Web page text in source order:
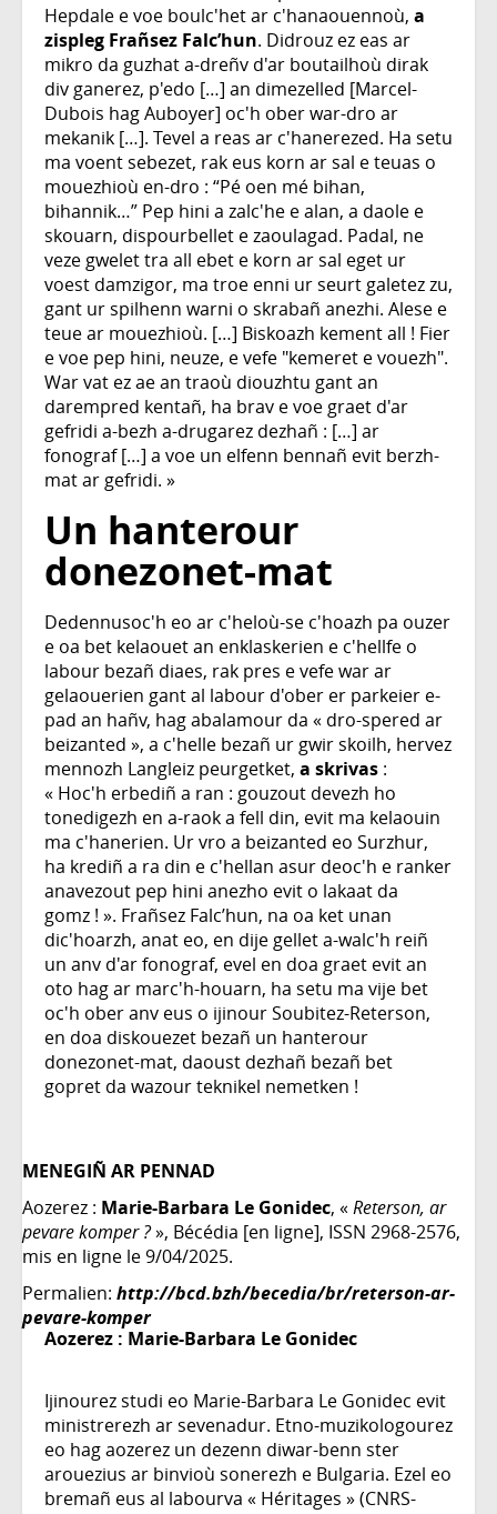
Hepdale e voe boulc'het ar c'hanaouennoù, a
zispleg Frañsez Falc’hun. Didrouz ez eas ar
mikro da guzhat a-dreñv d'ar boutailhoù dirak
div ganerez, p'edo […] an dimezelled [Marcel-
Dubois hag Auboyer] oc'h ober war-dro ar
mekanik […]. Tevel a reas ar c'hanerezed. Ha setu
ma voent sebezet, rak eus korn ar sal e teuas o
mouezhioù en-dro : “Pé oen mé bihan,
bihannik…” Pep hini a zalc'he e alan, a daole e
skouarn, dispourbellet e zaoulagad. Padal, ne
veze gwelet tra all ebet e korn ar sal eget ur
voest damzigor, ma troe enni ur seurt galetez zu,
gant ur spilhenn warni o skrabañ anezhi. Alese e
teue ar mouezhioù. […] Biskoazh kement all ! Fier
e voe pep hini, neuze, e vefe "kemeret e vouezh".
War vat ez ae an traoù diouzhtu gant an
darempred kentañ, ha brav e voe graet d'ar
gefridi a-bezh a-drugarez dezhañ : […] ar
fonograf […] a voe un elfenn bennañ evit berzh-
mat ar gefridi. »
Un hanterour
donezonet-mat
Dedennusoc'h eo ar c'heloù-se c'hoazh pa ouzer
e oa bet kelaouet an enklaskerien e c'hellfe o
labour bezañ diaes, rak pres e vefe war ar
gelaouerien gant al labour d'ober er parkeier e-
pad an hañv, hag abalamour da « dro-spered ar
beizanted », a c'helle bezañ ur gwir skoilh, hervez
mennozh Langleiz peurgetket, a skrivas :
« Hoc'h erbediñ a ran : gouzout devezh ho
tonedigezh en a-raok a fell din, evit ma kelaouin
ma c'hanerien. Ur vro a beizanted eo Surzhur,
ha krediñ a ra din e c'hellan asur deoc'h e ranker
anavezout pep hini anezho evit o lakaat da
gomz ! ». Frañsez Falc’hun, na oa ket unan
dic'hoarzh, anat eo, en dije gellet a-walc'h reiñ
un anv d'ar fonograf, evel en doa graet evit an
oto hag ar marc'h-houarn, ha setu ma vije bet
oc'h ober anv eus o ijinour Soubitez-Reterson,
en doa diskouezet bezañ un hanterour
donezonet-mat, daoust dezhañ bezañ bet
gopret da wazour teknikel nemetken !
MENEGIÑ AR PENNAD
Aozerez : Marie-Barbara Le Gonidec, «Reterson, ar
pevare komper ?», Bécédia [en ligne], ISSN 2968-2576,
mis en ligne le 9/04/2025.
Permalien: http://bcd.bzh/becedia/br/reterson-ar-
pevare-komper
Aozerez : Marie-Barbara Le Gonidec
Ijinourez studi eo Marie-Barbara Le Gonidec evit
ministrerezh ar sevenadur. Etno-muzikologourez
eo hag aozerez un dezenn diwar-benn ster
arouezius ar binvioù sonerezh e Bulgaria. Ezel eo
bremañ eus al labourva « Héritages » (CNRS-